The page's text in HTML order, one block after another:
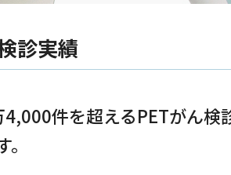
診実績
4,000件を超えるPETがん検